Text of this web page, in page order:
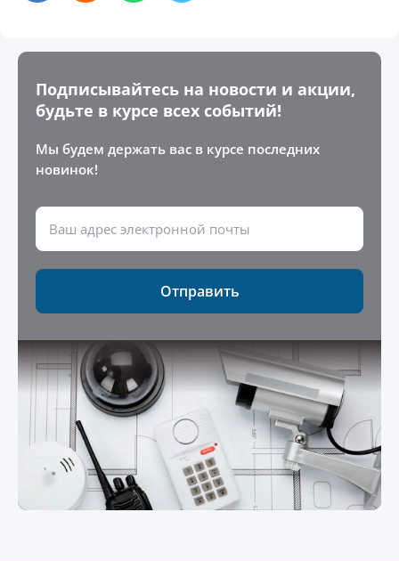
Подписывайтесь на новости и акции,
будьте в курсе всех событий!
Мы будем держать вас в курсе последних
новинок!
Отправить